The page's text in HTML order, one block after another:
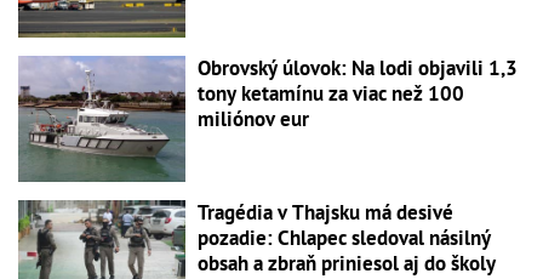
Obrovský úlovok: Na lodi objavili 1,3
tony ketamínu za viac než 100
miliónov eur
Tragédia v Thajsku má desivé
pozadie: Chlapec sledoval násilný
obsah a zbraň priniesol aj do školy